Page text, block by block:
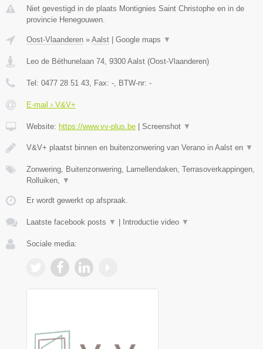
Niet gevestigd in de plaats Montignies Saint Christophe en in de
provincie Henegouwen.
Oost-Vlaanderen » Aalst Google maps ▼
Leo de Béthunelaan 74, 9300 Aalst (Oost-Vlaanderen)
Tel: 0477 28 51 43, Fax: -, BTW-nr: -
E-mail › V&V+
Website: https://www.vv-plus.be Screenshot ▼
V&V+ plaatst binnen en buitenzonwering van Verano in Aalst en ▼
Zonwering, Buitenzonwering, Lamellendaken, Terrasoverkappingen,
Rolluiken, ▼
Er wordt gewerkt op afspraak.
Laatste facebook posts ▼ Introductie video ▼
Sociale media: